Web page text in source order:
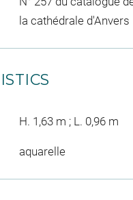
la cathédrale d'Anvers
H. 1,63 m ; L. 0,96 m
aquarelle